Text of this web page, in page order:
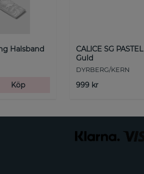
Halsband
Köp
CALICE SG
Guld
DYRBERG/KERN
999 kr